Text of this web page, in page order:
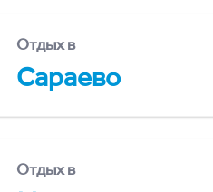
Отдых в
Сараево
Отдых в